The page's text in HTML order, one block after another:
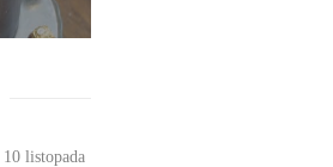
10 listopada